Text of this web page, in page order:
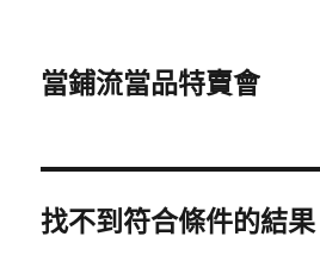
當鋪流當品特賣會
找不到符合條件的結果